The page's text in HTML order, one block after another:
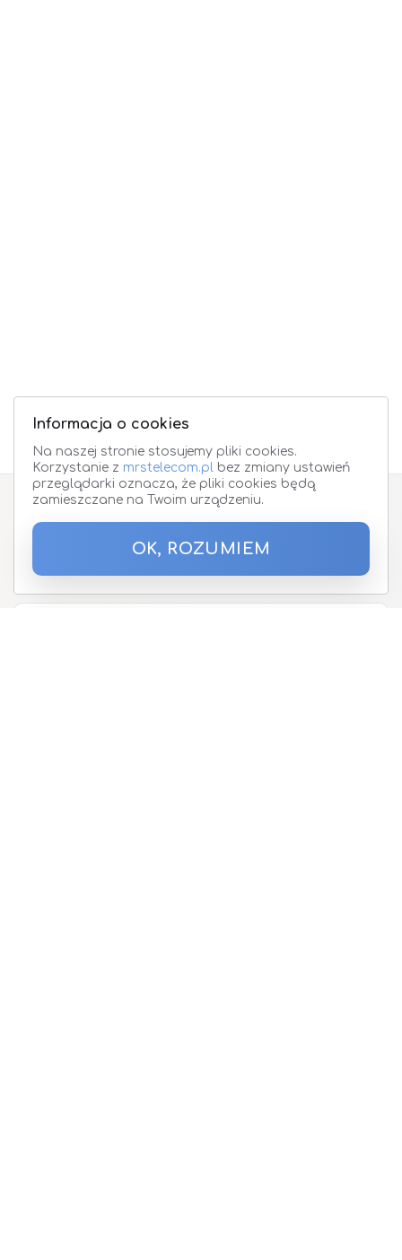
Zapisz się do Newslettera
Podaj proszę adres email
Informacja o cookies
Na naszej stronie stosujemy pliki cookies.
Korzystanie z mrstelecom.pl bez zmiany ustawień
przeglądarki oznacza, że pliki cookies będą
zamieszczane na Twoim urządzeniu.
OK, ROZUMIEM